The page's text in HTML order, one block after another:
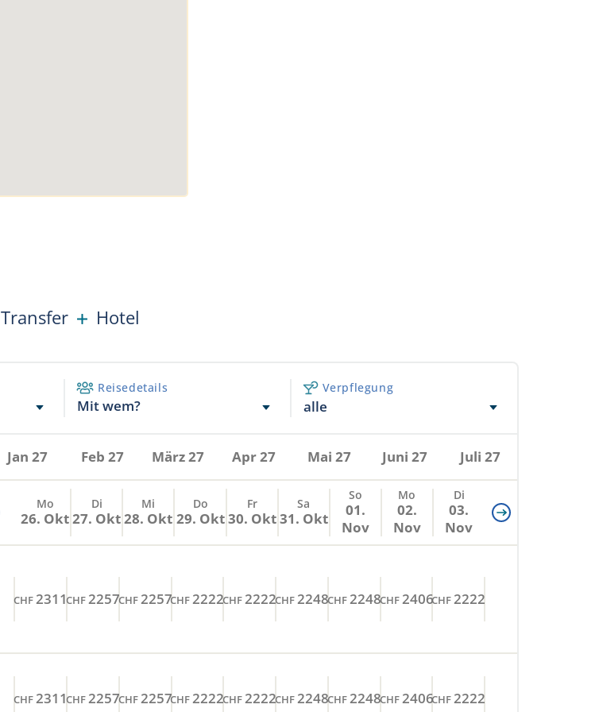
Transfer Hotel
Reisedetails
Mit wem?
Verpflegung
alle
Jan 27 Feb 27 März 27 Apr 27 Mai 27 Juni 27 Juli 27
Mo
26. Okt
Di
27. Okt
Mi
28. Okt
Do
29. Okt
Fr
30. Okt
Sa
31. Okt
So
01.
Nov
Mo
02.
Nov
Di
03.
Nov
CHF 2311CHF 2257CHF 2257CHF 2222CHF 2222CHF 2248CHF 2248CHF 2406CHF 2222
CHF2311CHF2257CHF2257CHF2222CHF2222CHF2248CHF2248CHF2406CHF2222